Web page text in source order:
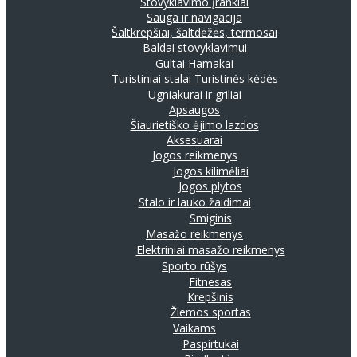
Sauga ir navigacija
Šaltkrepšiai, šaltdėžės, termosai
Baldai stovyklavimui
Gultai Hamakai
Turistiniai stalai Turistinės kėdės
Ugniakurai ir griliai
Apsaugos
Šiaurietiško ėjimo lazdos
Aksesuarai
Jogos reikmenys
Jogos kilimėliai
Jogos plytos
Stalo ir lauko žaidimai
Smiginis
Masažo reikmenys
Elektriniai masažo reikmenys
Sporto rūšys
Fitnesas
Krepšinis
Žiemos sportas
Vaikams
Paspirtukai